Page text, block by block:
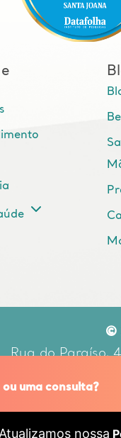
uma consulta?
©
Rua do Paraíso,
Atualizamos nossa